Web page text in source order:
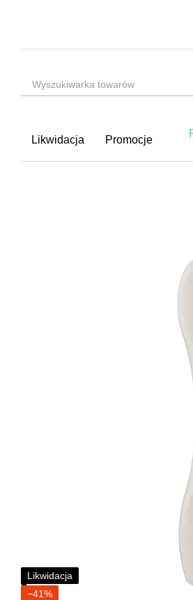
Likwidacja Promocje
Likwidacja
−41%